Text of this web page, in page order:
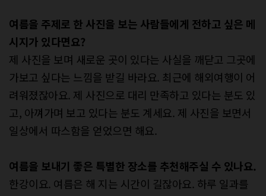
여름을 주제로 한 사진을 보는 사람들에게 전하고 싶은 메
시지가 있다면요?
제 사진을 보며 새로운 곳이 있다는 사실을 깨닫고 그곳에
가보고 싶다는 느낌을 받길 바라요. 최근에 해외여행이 어
려워졌잖아요. 제 사진으로 대리 만족하고 있다는 분도 있
고, 아껴가며 보고 있다는 분도 계세요. 제 사진을 보면서
일상에서 따스함을 얻었으면 해요.
여름을 보내기 좋은 특별한 장소를 추천해주실 수 있나요.
한강이요. 여름은 해 지는 시간이 길잖아요. 하루 일과를